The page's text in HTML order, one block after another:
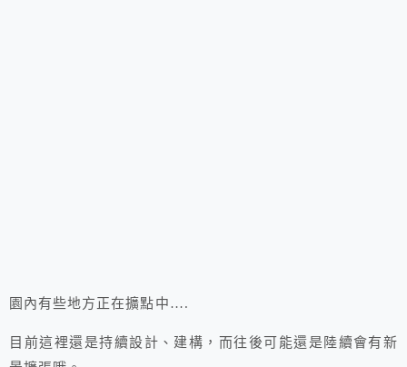
園內有些地方正在擴點中….
目前這裡還是持續設計、建構，而往後可能還是陸續會有新